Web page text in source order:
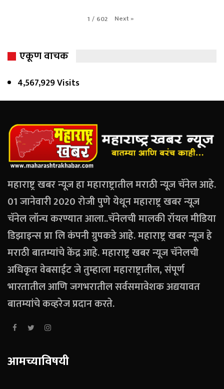
1 / 602 Next»
एकूण वाचक
4,567,929 Visits
महाराष्ट्र खबर न्यूज हा महाराष्ट्रातील मराठी न्यूज चॅनेल आहे.
01 जानेवारी 2020 रोजी पुणे येथून महाराष्ट्र खबर न्यूज
चॅनेल लॉन्च करण्यात आला..चॅनेलची मालकी रॉयल मीडिया
डिझाइन्स प्रा लि कंपनी ग्रुपकडे आहे. महाराष्ट्र खबर न्यूज हे
मराठी बातम्यांचे केंद्र आहे. महाराष्ट्र खबर न्यूज चॅनेलची
अधिकृत वेबसाईट जे तुम्हाला महाराष्ट्रातील, संपूर्ण
भारतातील आणि जगभरातील सर्वसमावेशक अद्ययावत
बातम्यांचे कव्हरेज प्रदान करते.
आमच्याविषयी